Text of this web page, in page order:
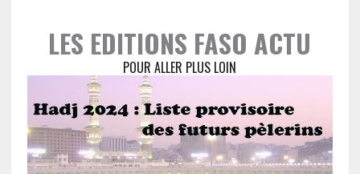
LES EDITIONS FASO ACTU
POUR ALLER PLUS LOIN